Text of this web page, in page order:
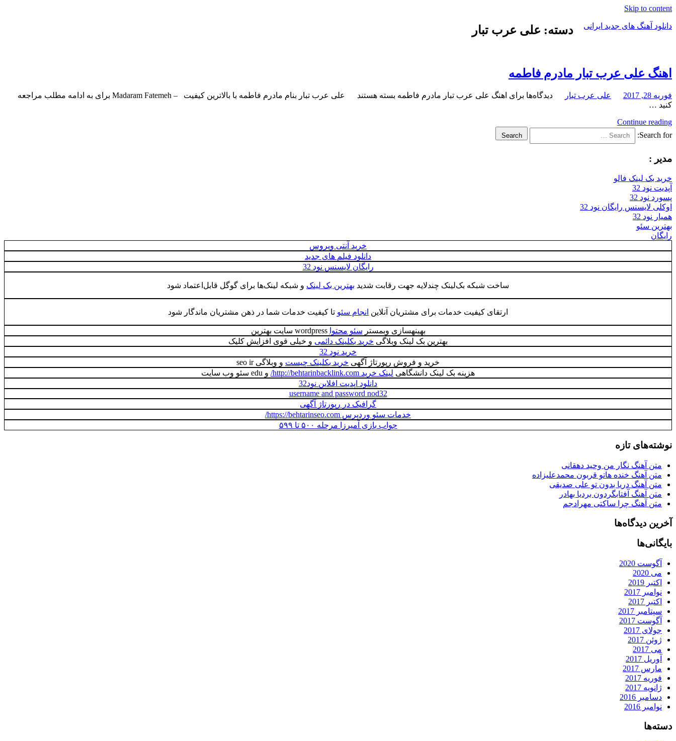
Skip to content
دانلود آهنگ های جدید ایرانی
آلبوم
موزیک
دسته: علی عرب تبار
اهنگ علی عرب تبار مادرم فاطمه
فوریه 28, 2017 علی عرب تبار دیدگاه‌ها برای اهنگ علی عرب تبار مادرم فاطمه بسته هستند
علی عرب تبار بنام مادرم فاطمه با بالاترین کیفیت – Madaram Fatemeh برای به ادامه مطلب مراجعه
کنید …
Continue reading
Search for:
Search
مدیر :
خرید بک لینک فالو
آپدیت نود 32
پسورد نود 32
اوکلی لایسنس رایگان نود 32
همیار نود 32
بهترین سئو
رایگان
خرید آنتی ویروس
دانلود فیلم های جدید
رایگان لایسنس نود 32
ساخت شبکه بک‌لینک چندلایه جهت رقابت شدید بهترین بک لینک و شبکه لینک‌ها برای گوگل قابل‌اعتماد شود
ارتقای کیفیت خدمات برای مشتریان آنلاین انجام سئو تا کیفیت خدمات شما در ذهن مشتریان ماندگار شود
بهینهسازی وبمستر سئو محتوا wordpress سایت بهترین
بهترین بک لینک وبلاگی خرید بکلینک دائمی و خیلی قوی افزایش کلیک
خرید نود 32
خرید و فروش رپورتاژ آگهی خرید بکلینک چیست و وبلاگی seo ir
هزینه بک لینک دانشگاهی لینک خرید http://behtarinbacklink.com/
و edu سئو وب سایت
دانلود اپدیت افلاین نود32
username and password nod32
گرافیک در رپورتاژ آگهی
خدمات سئو وردپرس https://behtarinseo.com/
جواب بازی آمیرزا مرحله ۵۰۰ تا ۵۹۹
نوشته‌های تازه
متن آهنگ نگار من وحید دهقانی
متن آهنگ خنده هاتو قربون محمدعلیزاده
متن آهنگ دریا بدون تو علی صدیقی
متن آهنگ آفتابگردون بردیا بهادر
متن آهنگ چرا ساکتی مهرادجم
آخرین دیدگاه‌ها
بایگانی‌ها
آگوست 2020
می 2020
اکتبر 2019
نوامبر 2017
اکتبر 2017
سپتامبر 2017
آگوست 2017
جولای 2017
ژوئن 2017
می 2017
آوریل 2017
مارس 2017
فوریه 2017
ژانویه 2017
دسامبر 2016
نوامبر 2016
دسته‌ها